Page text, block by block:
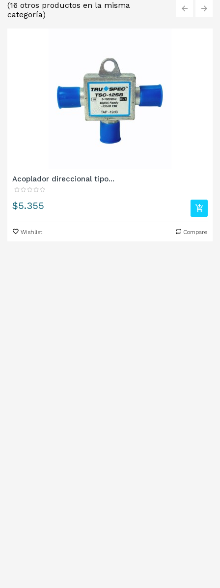
(16 otros productos en la misma
categoría)
Acoplador direccional tipo...
Precio
$5.355
Wishlist Compare